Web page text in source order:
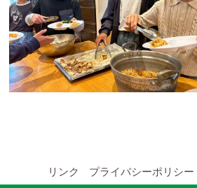
短期コース
留学コースのご案内
短期コース
リンク プライバシーポリシー